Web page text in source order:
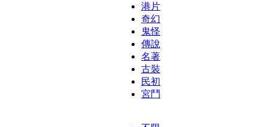
港片
奇幻
鬼怪
傳說
名著
古裝
民初
宮鬥